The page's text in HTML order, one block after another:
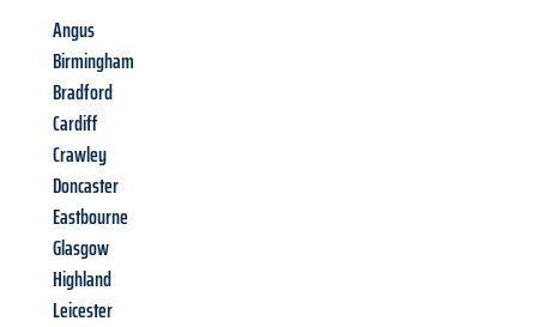
Angus
Birmingham
Bradford
Cardiff
Crawley
Doncaster
Eastbourne
Glasgow
Highland
Leicester